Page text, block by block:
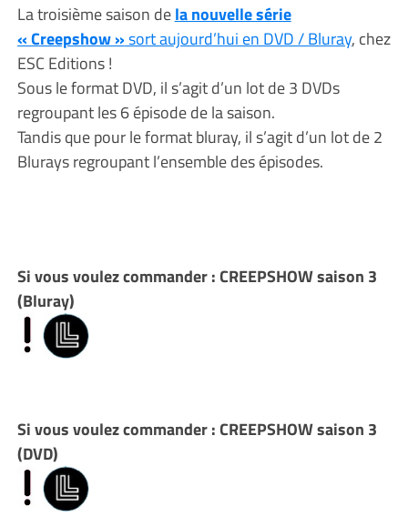
La troisième saison dela nouvelle série
« Creepshow »sort aujourd’hui en DVD / Bluray, chez
ESC Editions !
Sous le format DVD, il s’agit d’un lot de 3 DVDs
regroupant les 6 épisode de la saison.
Tandis que pour le format bluray, il s’agit d’un lot de 2
Blurays regroupant l’ensemble des épisodes.
Si vous voulez commander : CREEPSHOW saison 3
(Bluray)
Si vous voulez commander : CREEPSHOW saison 3
(DVD)